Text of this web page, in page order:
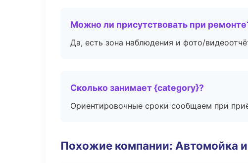
Можно ли присутствовать при
Да, есть зона наблюдения и фото/
Сколько занимает {category}?
Ориентировочные сроки сообщаем при
Похожие компании: Автомойка и